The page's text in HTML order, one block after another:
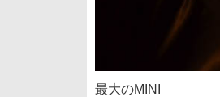
最大のMINI